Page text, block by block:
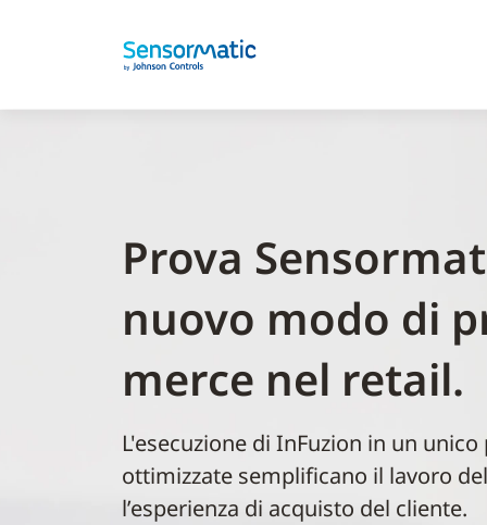
Prova
nuovo modo di
merce nel retail.
L'esecuzione di InFuzion in un
ottimizzate semplificano il lavoro
l’esperienza di acquisto del cliente.